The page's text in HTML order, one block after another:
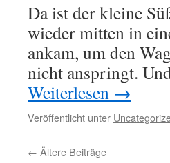
Da ist der kleine
wieder mitten in
ankam, um den
nicht anspringt.
Weiterlesen →
Veröffentlicht unter
← Ältere Beiträge